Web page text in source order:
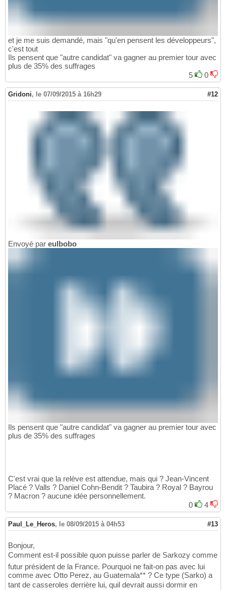
et je me suis demandé, mais "qu'en pensent les développeurs",
c'est tout
Ils pensent que "autre candidat" va gagner au premier tour avec
plus de 35% des suffrages
5
0
Gridoni, le 07/09/2015 à 16h29 #12
Envoyé par eulbobo
Ils pensent que "autre candidat" va gagner au premier tour avec
plus de 35% des suffrages
C'est vrai que la relève est attendue, mais qui ? Jean-Vincent
Placé ? Valls ? Daniel Cohn-Bendit ? Taubira ? Royal ? Bayrou
? Macron ? aucune idée personnellement.
0
4
Paul_Le_Heros, le 08/09/2015 à 04h53 #13
Bonjour,
Comment est-il possible quon puisse parler de Sarkozy comme
futur président de la France. Pourquoi ne fait-on pas avec lui
comme avec Otto Perez, au Guatemala** ? Ce type (Sarko) a
tant de casseroles derrière lui, quil devrait aussi dormir en